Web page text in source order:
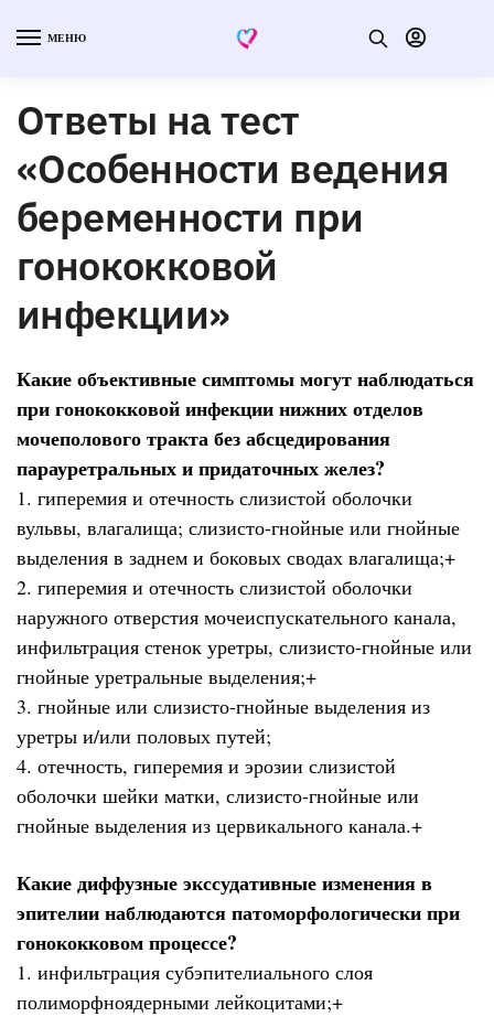
МЕНЮ
Ответы на тест
«Особенности ведения
беременности при
гонококковой
инфекции»
Какие объективные симптомы могут наблюдаться
при гонококковой инфекции нижних отделов
мочеполового тракта без абсцедирования
парауретральных и придаточных желез?
1. гиперемия и отечность слизистой оболочки
вульвы, влагалища; слизисто-гнойные или гнойные
выделения в заднем и боковых сводах влагалища;+
2. гиперемия и отечность слизистой оболочки
наружного отверстия мочеиспускательного канала,
инфильтрация стенок уретры, слизисто-гнойные или
гнойные уретральные выделения;+
3. гнойные или слизисто-гнойные выделения из
уретры и/или половых путей;
4. отечность, гиперемия и эрозии слизистой
оболочки шейки матки, слизисто-гнойные или
гнойные выделения из цервикального канала.+
Какие диффузные экссудативные изменения в
эпителии наблюдаются патоморфологически при
гонококковом процессе?
1. инфильтрация субэпителиального слоя
полиморфноядерными лейкоцитами;+